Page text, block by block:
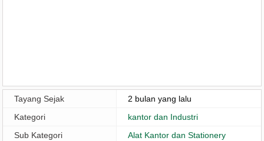
Tayang Sejak
2 bulan yang lalu
Kategori
kantor dan Industri
Sub Kategori
Alat Kantor dan Stationery